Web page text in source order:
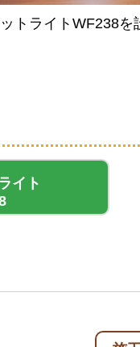
トライトWF238
イト